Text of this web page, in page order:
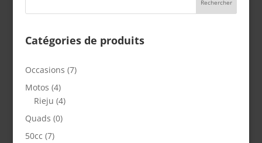
Catégories de produits
Occasions (7)
Motos (4)
Rieju (4)
Quads (0)
50cc (7)